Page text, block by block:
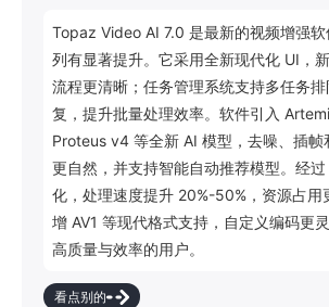
Topaz Video AI 7.0 是最新的视频增强
列有显著提升。它采用全新现代化 UI，
流程更清晰；任务管理系统支持多任务
复，提升批量处理效率。软件引入
Proteus v4 等全新 AI 模型，去噪、插帧
更自然，并支持智能自动推荐模型。经
化，处理速度提升 20%-50%，资源占用
增 AV1 等现代格式支持，自定义编码更
高质量与效率的用户。
看点别的